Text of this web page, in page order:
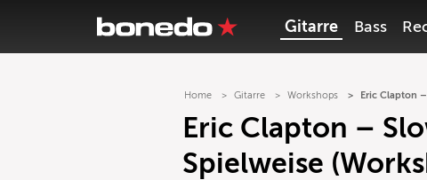
Gitarre Bass
Home Gitarre Workshops Eric Clapton
Eric Clapton –
Spielweise